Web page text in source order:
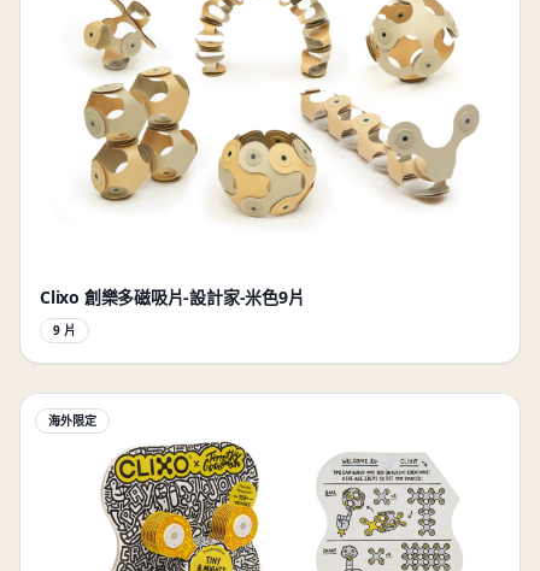
Clixo 創樂多磁吸片-設計家-米色9片
9 片
海外限定